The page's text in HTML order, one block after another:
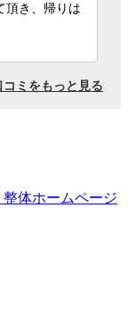
整体ホームページ